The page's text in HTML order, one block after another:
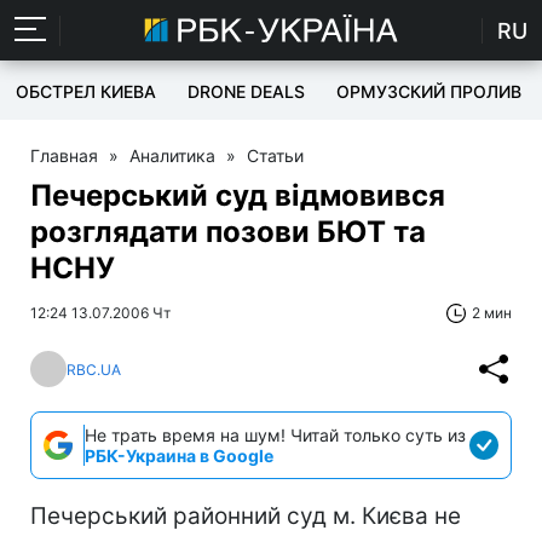
RU
ОБСТРЕЛ КИЕВА DRONE DEALS ОРМУЗСКИЙ ПРОЛИВ
Главная » Аналитика » Статьи
Печерський суд відмовився
розглядати позови БЮТ та
НСНУ
12:24 13.07.2006 Чт 2 мин
RBC.UA
Не трать время на шум! Читай только суть из
РБК-Украина в Google
Печерський районний суд м. Києва не